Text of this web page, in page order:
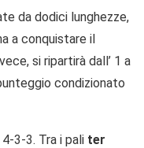
da dodici lunghezze,
a conquistare il
si ripartirà dall’ 1 a
condizionato
3-3. Tra i pali ter